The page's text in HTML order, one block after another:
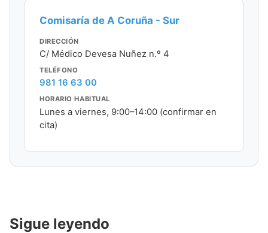
Comisaría de A Coruña - Sur
DIRECCIÓN
C/ Médico Devesa Nuñez n.º 4
TELÉFONO
981 16 63 00
HORARIO HABITUAL
Lunes a viernes, 9:00–14:00 (confirmar en
cita)
Sigue leyendo